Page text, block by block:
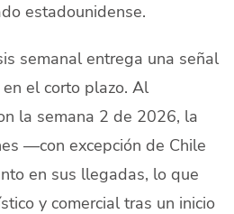
estadounidense.
semanal entrega una señal
el corto plazo. Al
la semana 2 de 2026, la
—con excepción de Chile
en sus llegadas, lo que
y comercial tras un inicio